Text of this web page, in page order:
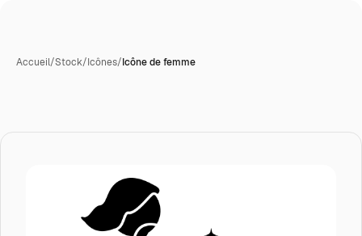
Accueil/Stock/Icônes/Icône de femme